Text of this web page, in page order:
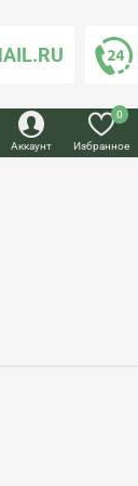
Аккаунт Избранное
0